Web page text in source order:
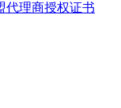
代理商授权证书